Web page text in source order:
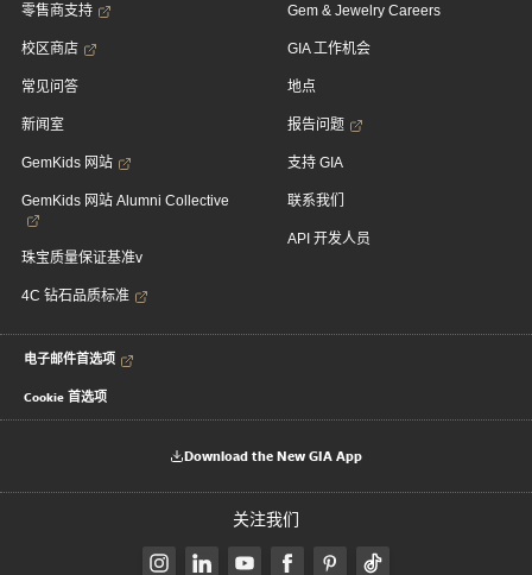
零售商支持
校区商店
常见问答
新闻室
GemKids 网站
GemKids 网站 Alumni Collective
珠宝质量保证基准v
4C 钻石品质标准
Gem & Jewelry Careers
GIA 工作机会
地点
报告问题
支持 GIA
联系我们
API 开发人员
电子邮件首选项
Cookie 首选项
Download the New GIA App
关注我们